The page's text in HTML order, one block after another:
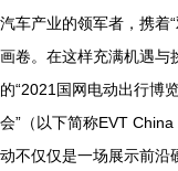
汽车产业的领军者，携着
画卷。在这样充满机遇与
的“2021国网电动出行博
会”（以下简称EVT
动不仅仅是一场展示前沿